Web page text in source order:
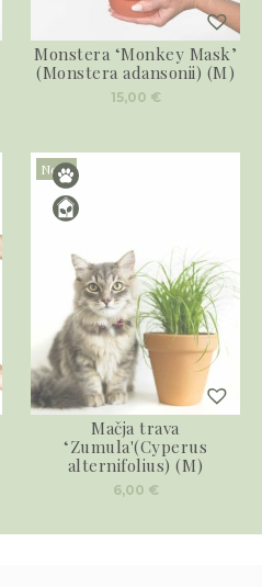
Monstera ‘Monkey Mask’
(Monstera adansonii) (M)
15,00 €
Novo
Mačja trava
‘Zumula'(Cyperus
alternifolius) (M)
6,00 €